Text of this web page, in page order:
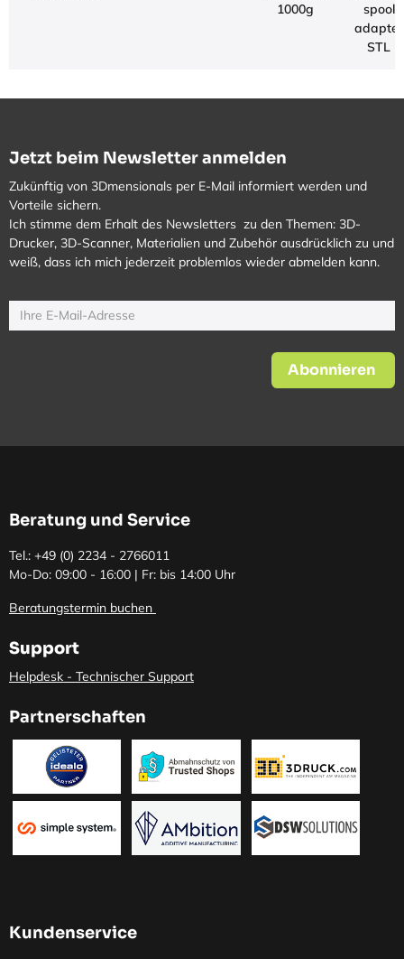
1000g
spool
adapter
STL
Jetzt beim Newsletter anmelden
Zukünftig von 3Dmensionals per E-Mail informiert werden und
Vorteile sichern.
Ich stimme dem Erhalt des Newsletters zu den Themen: 3D-
Drucker, 3D-Scanner, Materialien und Zubehör ausdrücklich zu und
weiß, dass ich mich jederzeit problemlos wieder abmelden kann.
Abonnieren
Beratung und Service
Tel.: +49 (0) 2234 - 2766011
Mo-Do: 09:00 - 16:00 | Fr: bis 14:00 Uhr
Beratungstermin buchen
Support
Helpdesk - Technischer Support
Partnerschaften
Kundenservice